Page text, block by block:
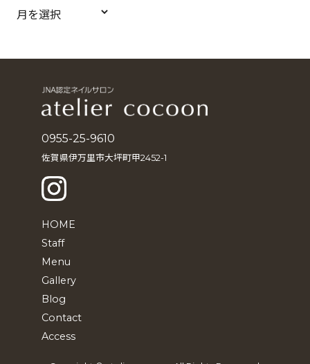
ア
0955-25-9610
佐賀県伊万里市大坪町甲2452-1
HOME
Staff
Menu
Gallery
Blog
Contact
Access